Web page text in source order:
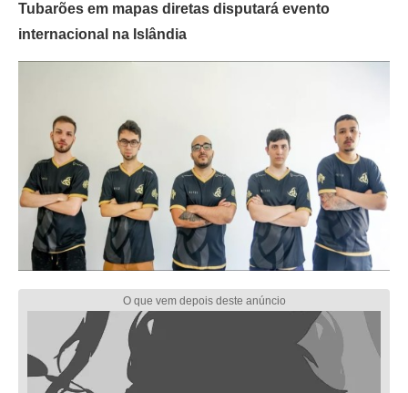
Tubarões em mapas diretas disputará evento
internacional na Islândia